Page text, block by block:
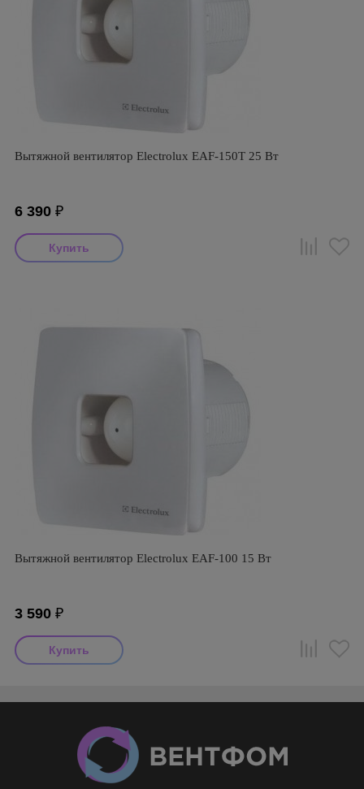
Вытяжной вентилятор Electrolux EAF-150T 25 Вт
6 390 ₽
Вытяжной вентилятор Electrolux EAF-100 15 Вт
3 590 ₽